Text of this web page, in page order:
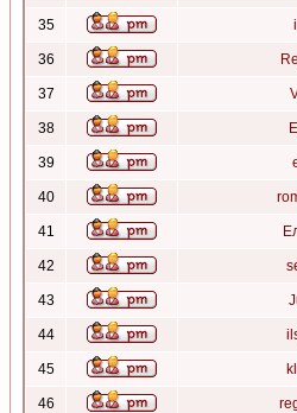
35
36
37
38
39
40
41
42
43
44
45
46